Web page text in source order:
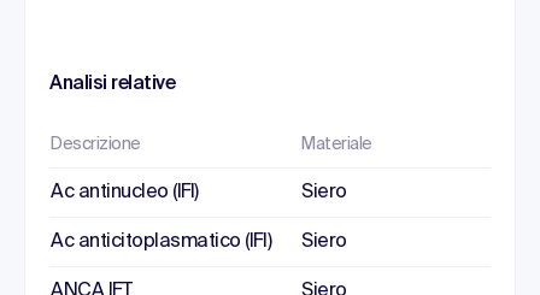
Analisi relative
Descrizione Materiale
Ac antinucleo (IFI) Siero
Ac anticitoplasmatico (IFI) Siero